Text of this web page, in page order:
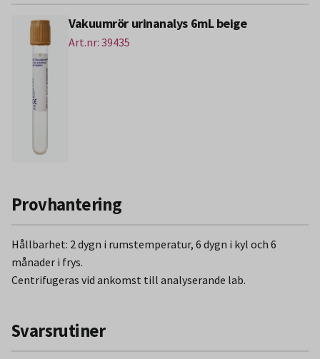
Vakuumrör urinanalys 6mL beige
Art.nr: 39435
Provhantering
Hållbarhet: 2 dygn i rumstemperatur, 6 dygn i kyl och 6
månader i frys.
Centrifugeras vid ankomst till analyserande lab.
Svarsrutiner